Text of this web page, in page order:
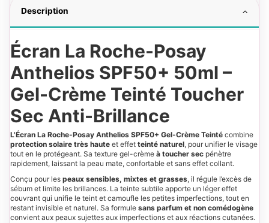
Description
Écran La Roche-Posay
Anthelios SPF50+ 50ml –
Gel-Crème Teinté Toucher
Sec Anti-Brillance
L'Écran La Roche-Posay Anthelios SPF50+ Gel-Crème Teinté combine
protection solaire très haute et effet teinté naturel, pour unifier le visage
tout en le protégeant. Sa texture gel-crème à toucher sec pénètre
rapidement, laissant la peau mate, confortable et sans effet collant.
Conçu pour les peaux sensibles, mixtes et grasses, il régule l’excès de
sébum et limite les brillances. La teinte subtile apporte un léger effet
couvrant qui unifie le teint et camoufle les petites imperfections, tout en
restant invisible et naturel. Sa formule sans parfum et non comédogène
convient aux peaux sujettes aux imperfections et aux réactions cutanées.